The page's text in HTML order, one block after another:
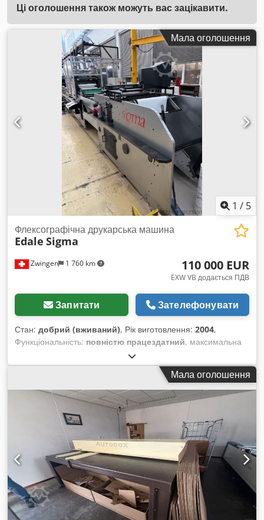
Ці оголошення також можуть вас зацікавити.
Мала оголошення
1 / 5
Zwingen 1 760 km
Флексографічна друкарська машина
Edale Sigma
110 000 EUR
EXW VB додається ПДВ
Запитати Зателефонувати
Стан: добрий (вживаний), Рік виготовлення: 2004,
Функціональність: повністю працездатний, максимальна
, Пропонується флексографічна
друкарська машина EDALE з 8 друкарськими секціями і
двома висічними модулями. Cjdpfoxhd A Asx Adyerf
Мала оголошення